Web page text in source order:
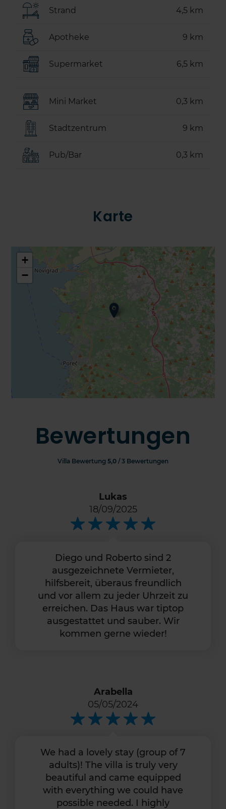
Strand 4,5 km
Apotheke 9 km
Supermarket 6,5 km
Mini Market 0,3 km
Stadtzentrum 9 km
Pub/Bar 0,3 km
Karte
+
−
Bewertungen
Villa Bewertung 5,0 / 3 Bewertungen
Lukas
18/09/2025
Diego und Roberto sind 2
ausgezeichnete Vermieter,
hilfsbereit, überaus freundlich
und vor allem zu jeder Uhrzeit zu
erreichen. Das Haus war tiptop
ausgestattet und sauber. Wir
kommen gerne wieder!
We had a lovely stay (group of 7
adults)! The villa is truly very
beautiful and came equipped
with everything we could have
possible needed. I highly
Arabella
05/05/2024